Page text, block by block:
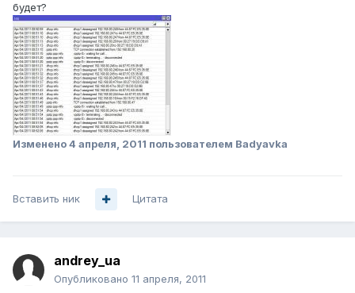
будет?
Изменено4 апреля, 2011 пользователем Badyavka
Вставить ник Цитата
andrey_ua
Опубликовано 11 апреля, 2011